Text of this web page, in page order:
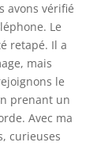
avons vérifié
Le
retapé. Il a
mais
le
prenant un
Avec ma
curieuses